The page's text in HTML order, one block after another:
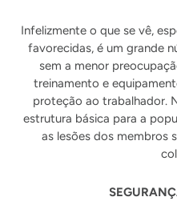
Infelizmente o que se vê,
favorecidas, é um grande
sem a menor
treinamento e
proteção ao trabalhador.
estrutura básica para a
as lesões dos membros